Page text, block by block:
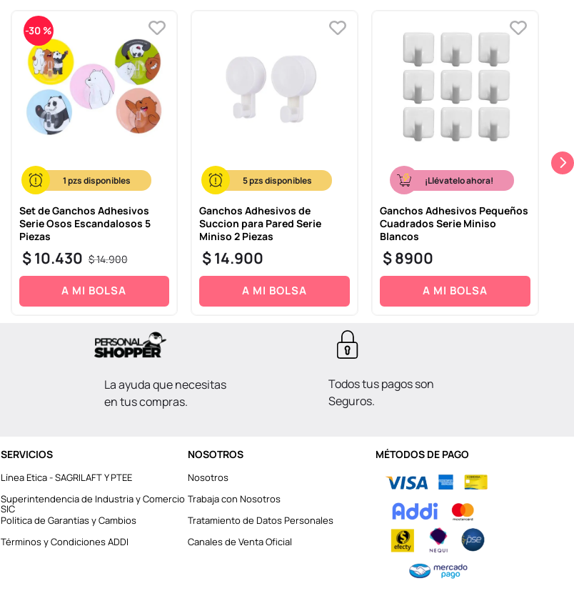
-30 %
1
Set de Ganchos Adhesivos
Serie Osos Escandalosos 5
Piezas
$14.900
$10.430
A MI BOLSA
5
Ganchos Adhesivos de
Succion para Pared Serie
Miniso 2 Piezas
$14.900
A MI BOLSA
¡Llévatelo ahora!
Ganchos Adhesivos Pequeños
Cuadrados Serie Miniso
Blancos
$8900
A MI BOLSA
La ayuda que necesitas
en tus compras.
Todos tus pagos son
Seguros.
SERVICIOS
Línea Etica - SAGRILAFT Y PTEE
Superintendencia de Industria y Comercio
SIC
Política de Garantías y Cambios
Términos y Condiciones ADDI
NOSOTROS
Nosotros
Trabaja con Nosotros
Tratamiento de Datos Personales
Canales de Venta Oficial
MÉTODOS DE PAGO